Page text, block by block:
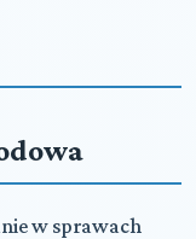
w sprawach